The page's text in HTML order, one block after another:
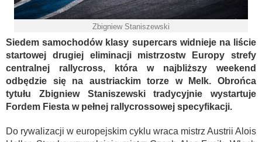
Zbigniew Staniszewski
Siedem samochodów klasy supercars widnieje na liście
startowej drugiej eliminacji mistrzostw Europy strefy
centralnej rallycross, która w najbliższy weekend
odbędzie się na austriackim torze w Melk.
Obrońca
tytułu Zbigniew Staniszewski tradycyjnie wystartuje
Fordem Fiesta w pełnej rallycrossowej specyfikacji.
Do rywalizacji w europejskim cyklu wraca mistrz Austrii Alois